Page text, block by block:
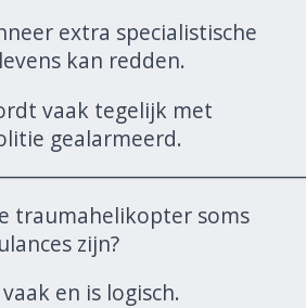
extra specialistische
kan redden.
vaak tegelijk met
gealarmeerd.
traumahelikopter soms
zijn?
en is logisch.